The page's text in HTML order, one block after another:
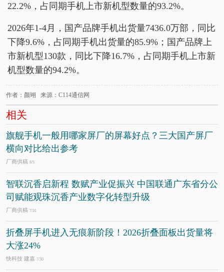
22.2%，占同期手机上市新机型数量的93.2%。
2026年1-4月，国产品牌手机出货量7436.0万部，同比
下降9.6%，占同期手机出货量的85.9%；国产品牌上
市新机型130款，同比下降16.7%，占同期手机上市新
机型数量的94.2%。
作者：颜翊 来源：C114通信网
相关
旗舰手机一般用哪家屏厂的屏幕好点？三大国产屏厂
横向对比给出参考
厂商供稿 8/5
智联沉香启新程 数赋产业促振兴 中国联通广东省分公
司赋能观珠沉香产业数字化转型升级
厂商供稿 7/31
折叠屏手机进入无痕新阶段！2026折叠面板出货量将
大涨24%
快科技 建嘉 7/30